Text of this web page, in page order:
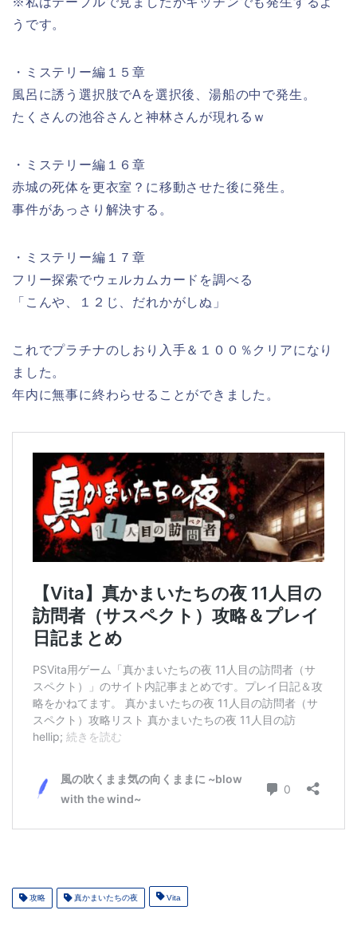
うです。
・ミステリー編１５章
風呂に誘う選択肢でAを選択後、湯船の中で発生。
たくさんの池谷さんと神林さんが現れるｗ
・ミステリー編１６章
赤城の死体を更衣室？に移動させた後に発生。
事件があっさり解決する。
・ミステリー編１７章
フリー探索でウェルカムカードを調べる
「こんや、１２じ、だれかがしぬ」
これでプラチナのしおり入手＆１００％クリアになり
ました。
年内に無事に終わらせることができました。
攻略 真かまいたちの夜 Vita